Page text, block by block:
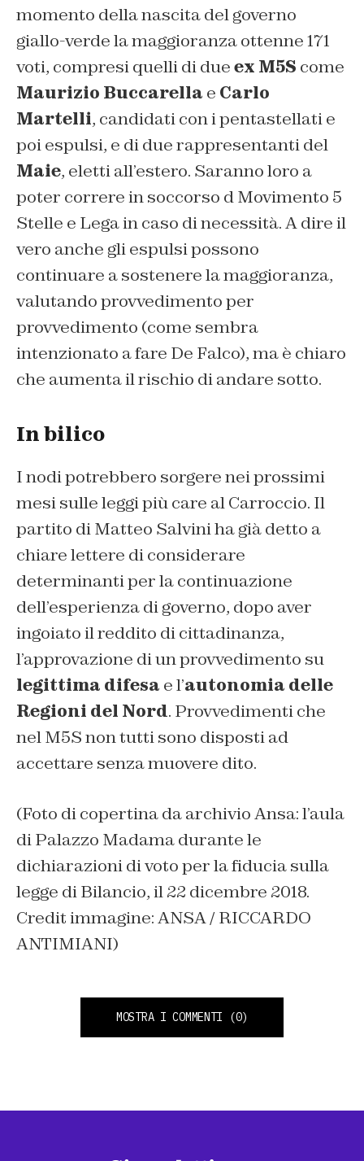
momento della nascita del governo
giallo-verde la maggioranza ottenne 171
voti, compresi quelli di dueex M5S come
Maurizio Buccarella e Carlo
Martelli, candidati con i pentastellati e
poi espulsi, e di due rappresentanti del
Maie, eletti all’estero. Saranno loro a
poter correre in soccorso d Movimento 5
Stelle e Lega in caso di necessità. A dire il
vero anche gli espulsi possono
continuare a sostenere la maggioranza,
valutando provvedimento per
provvedimento (come sembra
intenzionato a fare De Falco), ma è chiaro
che aumenta il rischio di andare sotto.
In bilico
I nodi potrebbero sorgere nei prossimi
mesi sulle leggi più care al Carroccio. Il
partito di Matteo Salvini ha già detto a
chiare lettere di considerare
determinanti per la continuazione
dell’esperienza di governo, dopo aver
ingoiato il reddito di cittadinanza,
l’approvazione di un provvedimento su
legittima difesa e l’autonomia delle
Regioni del Nord. Provvedimenti che
nel M5S non tutti sono disposti ad
accettare senza muovere dito.
(Foto di copertina da archivio Ansa: l’aula
di Palazzo Madama durante le
dichiarazioni di voto per la fiducia sulla
legge di Bilancio, il 22 dicembre 2018.
Credit immagine: ANSA / RICCARDO
ANTIMIANI)
MOSTRA I COMMENTI (0)